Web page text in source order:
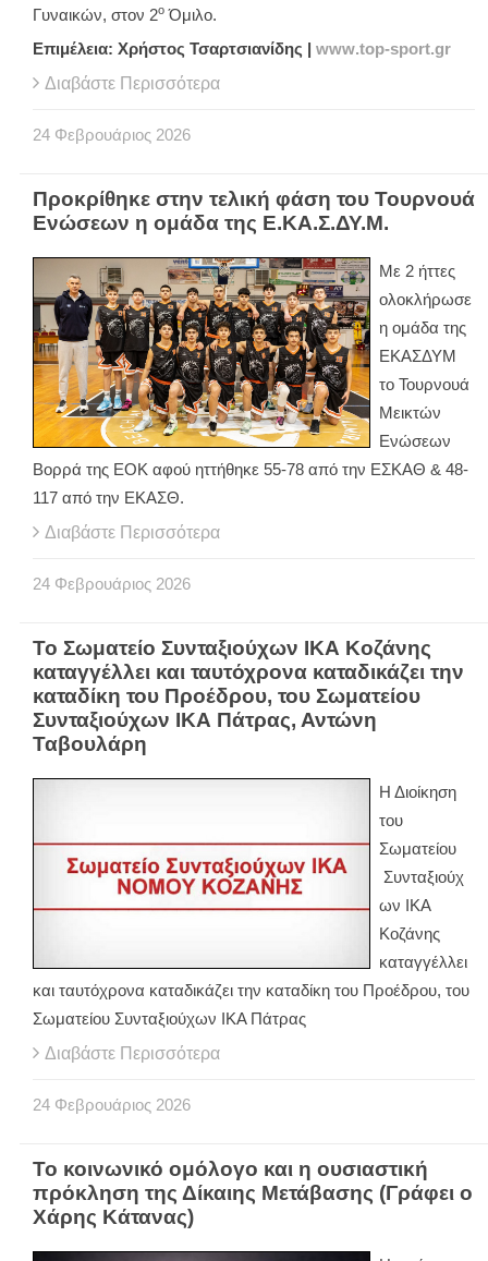
Γυναικών, στον 2ο Όμιλο.
Επιμέλεια: Χρήστος Τσαρτσιανίδης | www.top-sport.gr
Διαβάστε Περισσότερα
24 Φεβρουάριος 2026
Προκρίθηκε στην τελική φάση του Τουρνουά
Ενώσεων η ομάδα της Ε.ΚΑ.Σ.ΔΥ.Μ.
Με 2 ήττες
ολοκλήρωσε
η ομάδα της
ΕΚΑΣΔΥΜ
το Τουρνουά
Μεικτών
Ενώσεων
Βορρά της ΕΟΚ αφού ηττήθηκε 55-78 από την ΕΣΚΑΘ & 48-
117 από την ΕΚΑΣΘ.
Διαβάστε Περισσότερα
24 Φεβρουάριος 2026
Το Σωματείο Συνταξιούχων ΙΚΑ Κοζάνης
καταγγέλλει και ταυτόχρονα καταδικάζει την
καταδίκη του Προέδρου, του Σωματείου
Συνταξιούχων ΙΚΑ Πάτρας, Αντώνη
Ταβουλάρη
Η Διοίκηση
του
Σωματείου
Συνταξιούχ
ων ΙΚΑ
Κοζάνης
καταγγέλλει
και ταυτόχρονα καταδικάζει την καταδίκη του Προέδρου, του
Σωματείου Συνταξιούχων ΙΚΑ Πάτρας
Διαβάστε Περισσότερα
24 Φεβρουάριος 2026
Το κοινωνικό ομόλογο και η ουσιαστική
πρόκληση της Δίκαιης Μετάβασης (Γράφει ο
Χάρης Κάτανας)